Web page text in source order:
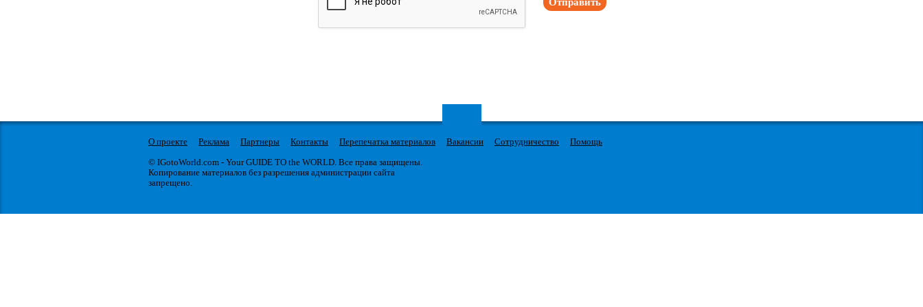
О проекте Реклама Партнеры Контакты Перепечатка материалов Вакансии Сотрудничество
Помощь
© IGotoWorld.com - Your GUIDE TO the WORLD. Все права защищены.
Копирование материалов без разрешения администрации сайта
запрещено.